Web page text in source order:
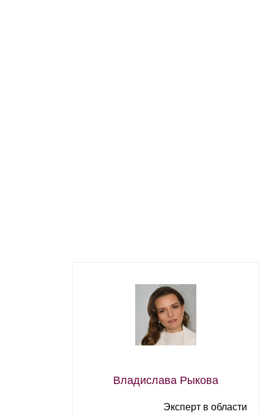
Владислава Рыкова
Эксперт в области